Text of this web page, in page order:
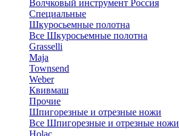
Волчковый инструмент Россия
Специальные
Шкуросьемные полотна
Все Шкуросьемные полотна
Grasselli
Maja
Townsend
Weber
Квивмаш
Прочие
Шпигорезные и отрезные ножи
Все Шпигорезные и отрезные ножи
Holac